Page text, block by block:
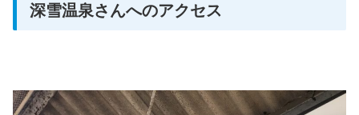
深雪温泉さんへのアクセス